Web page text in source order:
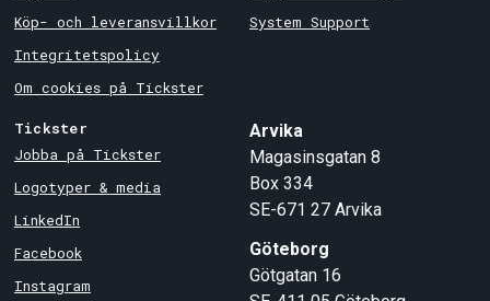
Köp- och leveransvillkor
Integritetspolicy
Om cookies på Tickster
System Support
Tickster
Jobba på Tickster
Logotyper & media
LinkedIn
Facebook
Instagram
Arvika
Magasinsgatan 8
Box 334
SE-671 27 Arvika
Göteborg
Götgatan 16